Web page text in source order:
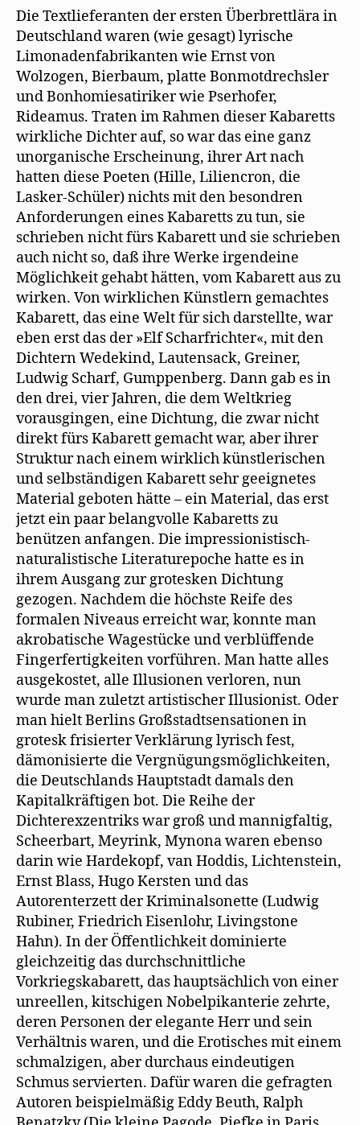
Neiße
stellt
Kabarettdichter
und
vor
Die Textlieferanten der ersten Überbrettlära in
Deutschland waren (wie gesagt) lyrische
Limonadenfabrikanten wie Ernst von
Wolzogen, Bierbaum, platte Bonmotdrechsler
und Bonhomiesatiriker wie Pserhofer,
Rideamus. Traten im Rahmen dieser Kabaretts
wirkliche Dichter auf, so war das eine ganz
unorganische Erscheinung, ihrer Art nach
hatten diese Poeten (Hille, Liliencron, die
Lasker-Schüler) nichts mit den besondren
Anforderungen eines Kabaretts zu tun, sie
schrieben nicht fürs Kabarett und sie schrieben
auch nicht so, daß ihre Werke irgendeine
Möglichkeit gehabt hätten, vom Kabarett aus zu
wirken. Von wirklichen Künstlern gemachtes
Kabarett, das eine Welt für sich darstellte, war
eben erst das der »Elf Scharfrichter«, mit den
Dichtern Wedekind, Lautensack, Greiner,
Ludwig Scharf, Gumppenberg. Dann gab es in
den drei, vier Jahren, die dem Weltkrieg
vorausgingen, eine Dichtung, die zwar nicht
direkt fürs Kabarett gemacht war, aber ihrer
Struktur nach einem wirklich künstlerischen
und selbständigen Kabarett sehr geeignetes
Material geboten hätte – ein Material, das erst
jetzt ein paar belangvolle Kabaretts zu
benützen anfangen. Die impressionistisch-
naturalistische Literaturepoche hatte es in
ihrem Ausgang zur grotesken Dichtung
gezogen. Nachdem die höchste Reife des
formalen Niveaus erreicht war, konnte man
akrobatische Wagestücke und verblüffende
Fingerfertigkeiten vorführen. Man hatte alles
ausgekostet, alle Illusionen verloren, nun
wurde man zuletzt artistischer Illusionist. Oder
man hielt Berlins Großstadtsensationen in
grotesk frisierter Verklärung lyrisch fest,
dämonisierte die Vergnügungsmöglichkeiten,
die Deutschlands Hauptstadt damals den
Kapitalkräftigen bot. Die Reihe der
Dichterexzentriks war groß und mannigfaltig,
Scheerbart, Meyrink, Mynona waren ebenso
darin wie Hardekopf, van Hoddis, Lichtenstein,
Ernst Blass, Hugo Kersten und das
Autorenterzett der Kriminalsonette (Ludwig
Rubiner, Friedrich Eisenlohr, Livingstone
Hahn). In der Öffentlichkeit dominierte
gleichzeitig das durchschnittliche
Vorkriegskabarett, das hauptsächlich von einer
unreellen, kitschigen Nobelpikanterie zehrte,
deren Personen der elegante Herr und sein
Verhältnis waren, und die Erotisches mit einem
schmalzigen, aber durchaus eindeutigen
Schmus servierten. Dafür waren die gefragten
Autoren beispielmäßig Eddy Beuth, Ralph